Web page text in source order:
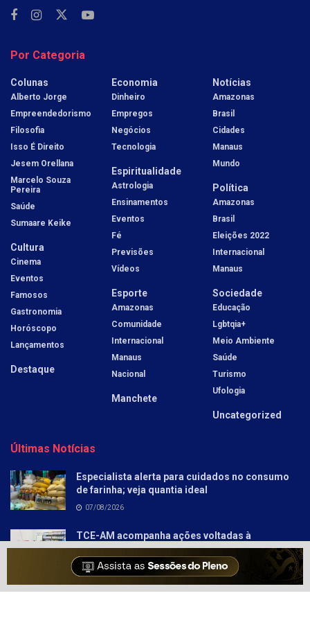
Por Categoria
Colunas
Alberto Jorge
Empreendedorismo
Filosofia
Isso É Direito
Jesem Orellana
Marcelo Souza
Pereira
Saúde
Sumaare Keike
Cultura
Cinema
Eventos
Famosos
Gastronomia
Horóscopo
Lançamentos
Destaque
Economia
Dinheiro
Empregos
Negócios
Tecnologia
Espiritualidade
Astrologia
Ensinamentos
Eventos
Fé
Previsões
Vídeos
Esporte
Amazonas
Comunidade
Internacional
Manaus
Nacional
Manchete
Notícias
Amazonas
Brasil
Cidades
Manaus
Mundo
Política
Amazonas
Brasil
Eleições 2022
Internacional
Manaus
Sociedade
Educação
Lgbtqia+
Meio Ambiente
Saúde
Turismo
Ufologia
Uncategorized
Últimas Notícias
Especialista alerta para cuidados no consumo
de farinha; veja quantia ideal
07/08/2026
TCE-AM acompanha ações voltadas à
aprendizagem nos anos iniciais em Autazes
07/08/2026